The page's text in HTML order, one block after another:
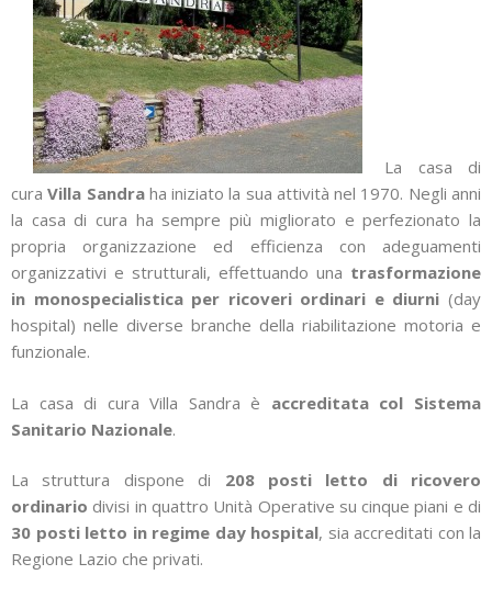
La casa di
curaVilla Sandraha iniziato la sua attività nel 1970. Negli anni
la casa di cura ha sempre più migliorato e perfezionato la
propria organizzazione ed efficienza con adeguamenti
organizzativi e strutturali, effettuando una trasformazione
in monospecialistica per ricoveri ordinari e diurni (day
hospital) nelle diverse branche della riabilitazione motoria e
funzionale.
La casa di cura Villa Sandra è accreditata col Sistema
Sanitario Nazionale.
La struttura dispone di 208 posti letto di ricovero
ordinario divisi in quattro Unità Operative su cinque piani e di
30 posti letto in regime day hospital, sia accreditati con la
Regione Lazio che privati.